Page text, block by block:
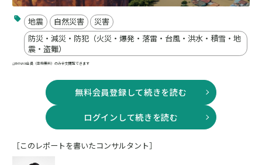
地震 自然災害
災害
防災・減災・防犯（火災・爆発・落雷・台風・洪水・積雪・地
震・盗難）
RM NAVI会員（登録無料）のみ全文閲覧できます
無料会員登録して続きを読む
ログインして続きを読む
［このレポートを書いたコンサルタント］